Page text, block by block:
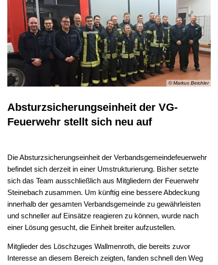
© Markus Beichler
Absturzsicherungseinheit der VG-
Feuerwehr stellt sich neu auf
Die Absturzsicherungseinheit der Verbandsgemeindefeuerwehr
befindet sich derzeit in einer Umstrukturierung. Bisher setzte
sich das Team ausschließlich aus Mitgliedern der Feuerwehr
Steinebach zusammen. Um künftig eine bessere Abdeckung
innerhalb der gesamten Verbandsgemeinde zu gewährleisten
und schneller auf Einsätze reagieren zu können, wurde nach
einer Lösung gesucht, die Einheit breiter aufzustellen.
Mitglieder des Löschzuges Wallmenroth, die bereits zuvor
Interesse an diesem Bereich zeigten, fanden schnell den Weg